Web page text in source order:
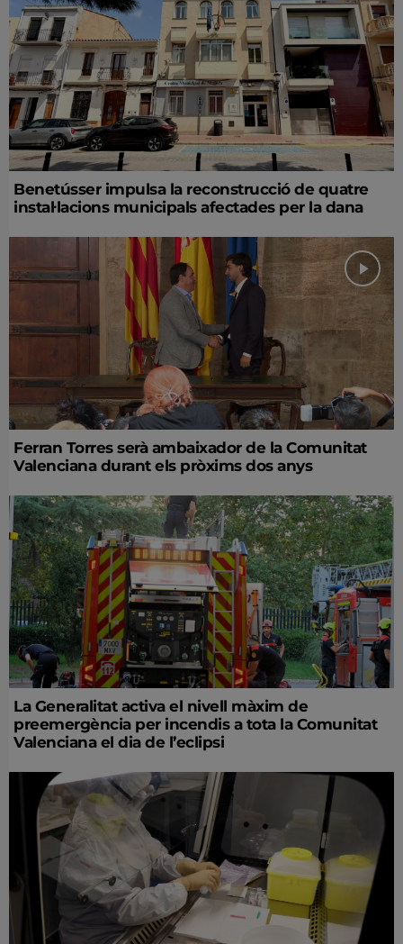
Benetússer impulsa la reconstrucció de quatre
instal·lacions municipals afectades per la dana
Ferran Torres serà ambaixador de la Comunitat
Valenciana durant els pròxims dos anys
La Generalitat activa el nivell màxim de
preemergència per incendis a tota la Comunitat
Valenciana el dia de l’eclipsi